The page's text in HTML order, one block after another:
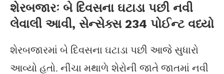
શેરબજારઃ બે દિવસના ઘટાડા પછી નવી
લેવાલી આવી, સેન્સેક્સ 234 પોઈન્ટ વધ્યો
શેરબજારમાં બે દિવસના ઘટાડા પછી આજે સુધારો
આવ્યો હતો. નીચા મથાળે શેરોની જાતે જાતમાં નવી